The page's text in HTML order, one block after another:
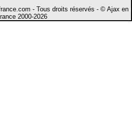
- Tous droits réservés - © Ajax en
2000-2026